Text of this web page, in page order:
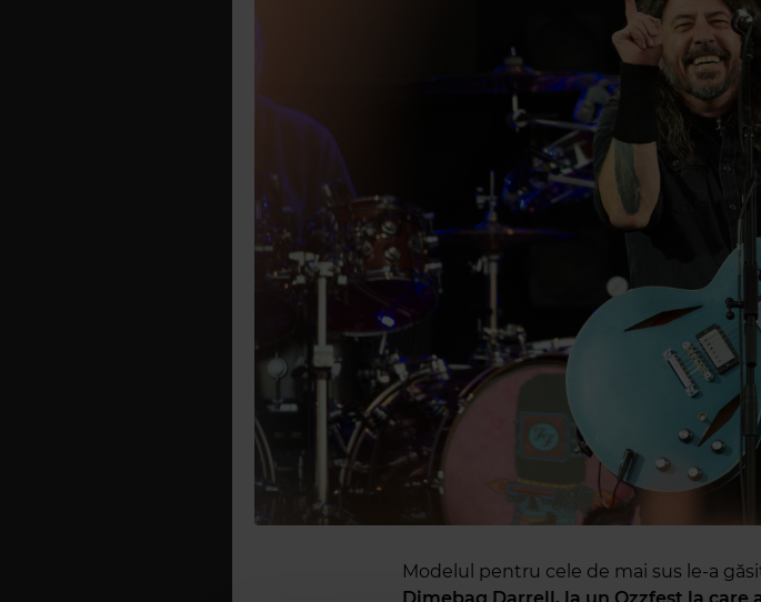
Modelul pentru cele de mai sus le-a